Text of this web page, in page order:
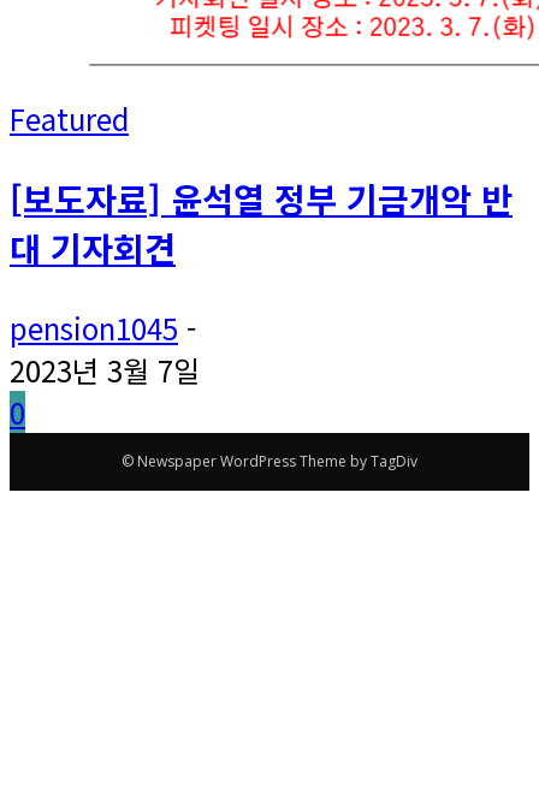
Featured
[보도자료] 윤석열 정부 기금개악 반
대 기자회견
pension1045 -
2023년 3월 7일
0
© Newspaper WordPress Theme by TagDiv